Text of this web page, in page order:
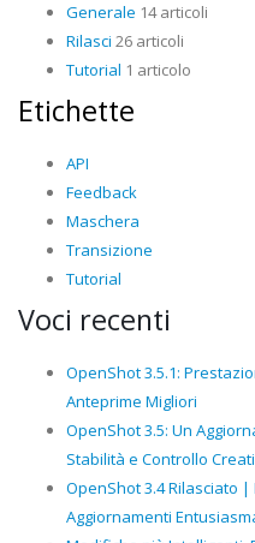
Generale 14 articoli
Rilasci 26 articoli
Tutorial 1 articolo
Etichette
API
Feedback
Maschera
Transizione
Tutorial
Voci recenti
OpenShot 3.5.1:
Anteprime Migliori
OpenShot 3.5: Un
Stabilità e Controllo
OpenShot 3.4 Rilasciato
Aggiornamenti